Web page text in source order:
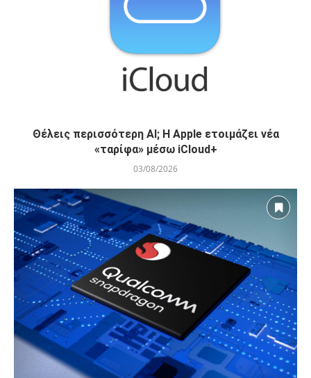
Θέλεις περισσότερη AI; Η Apple ετοιμάζει νέα
«ταρίφα» μέσω iCloud+
03/08/2026